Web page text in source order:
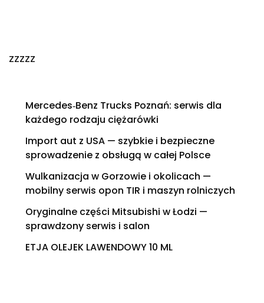
zzzzz
Mercedes‑Benz Trucks Poznań: serwis dla
każdego rodzaju ciężarówki
Import aut z USA — szybkie i bezpieczne
sprowadzenie z obsługą w całej Polsce
Wulkanizacja w Gorzowie i okolicach —
mobilny serwis opon TIR i maszyn rolniczych
Oryginalne części Mitsubishi w Łodzi —
sprawdzony serwis i salon
ETJA OLEJEK LAWENDOWY 10 ML